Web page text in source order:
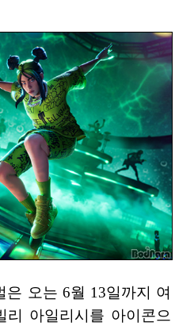
은 오는 6월 13일까지 여
아일리시를 아이콘으